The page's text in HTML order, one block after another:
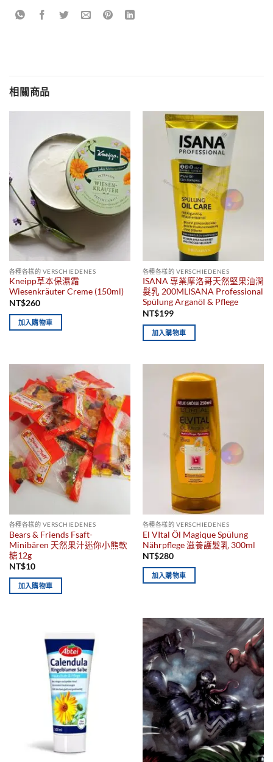
相關商品
各種各樣的 VERSCHIEDENES
Kneipp草本保濕霜
Wiesenkräuter Creme (150ml)
NT$260
加入購物車
各種各樣的 VERSCHIEDENES
ISANA 專業摩洛哥天然堅果油潤
髮乳 200MLISANA Professional
Spülung Arganöl & Pflege
NT$199
加入購物車
各種各樣的 VERSCHIEDENES
Bears & Friends Fsaft-
Minibären 天然果汁迷你小熊軟
糖12g
NT$10
加入購物車
各種各樣的 VERSCHIEDENES
El VItal Öl Magique Spülung
Nährpflege 滋養護髮乳 300ml
NT$280
加入購物車